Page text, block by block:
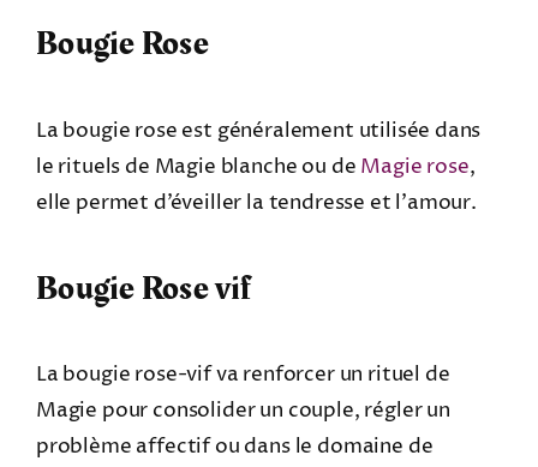
Bougie Rose
La bougie rose est généralement utilisée dans
le rituels de Magie blanche ou de Magie rose,
elle permet d’éveiller la tendresse et l’amour.
Bougie Rose vif
La bougie rose-vif va renforcer un rituel de
Magie pour consolider un couple, régler un
problème affectif ou dans le domaine de